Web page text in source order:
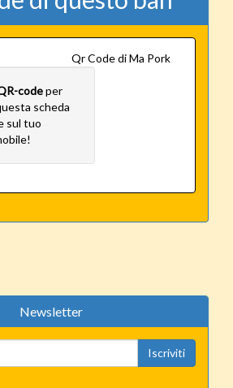
codeper
scheda
sul tuo
Newsletter
Iscriviti